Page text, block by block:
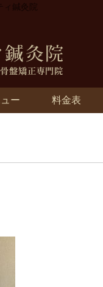
ィ鍼灸院
ー 料金表